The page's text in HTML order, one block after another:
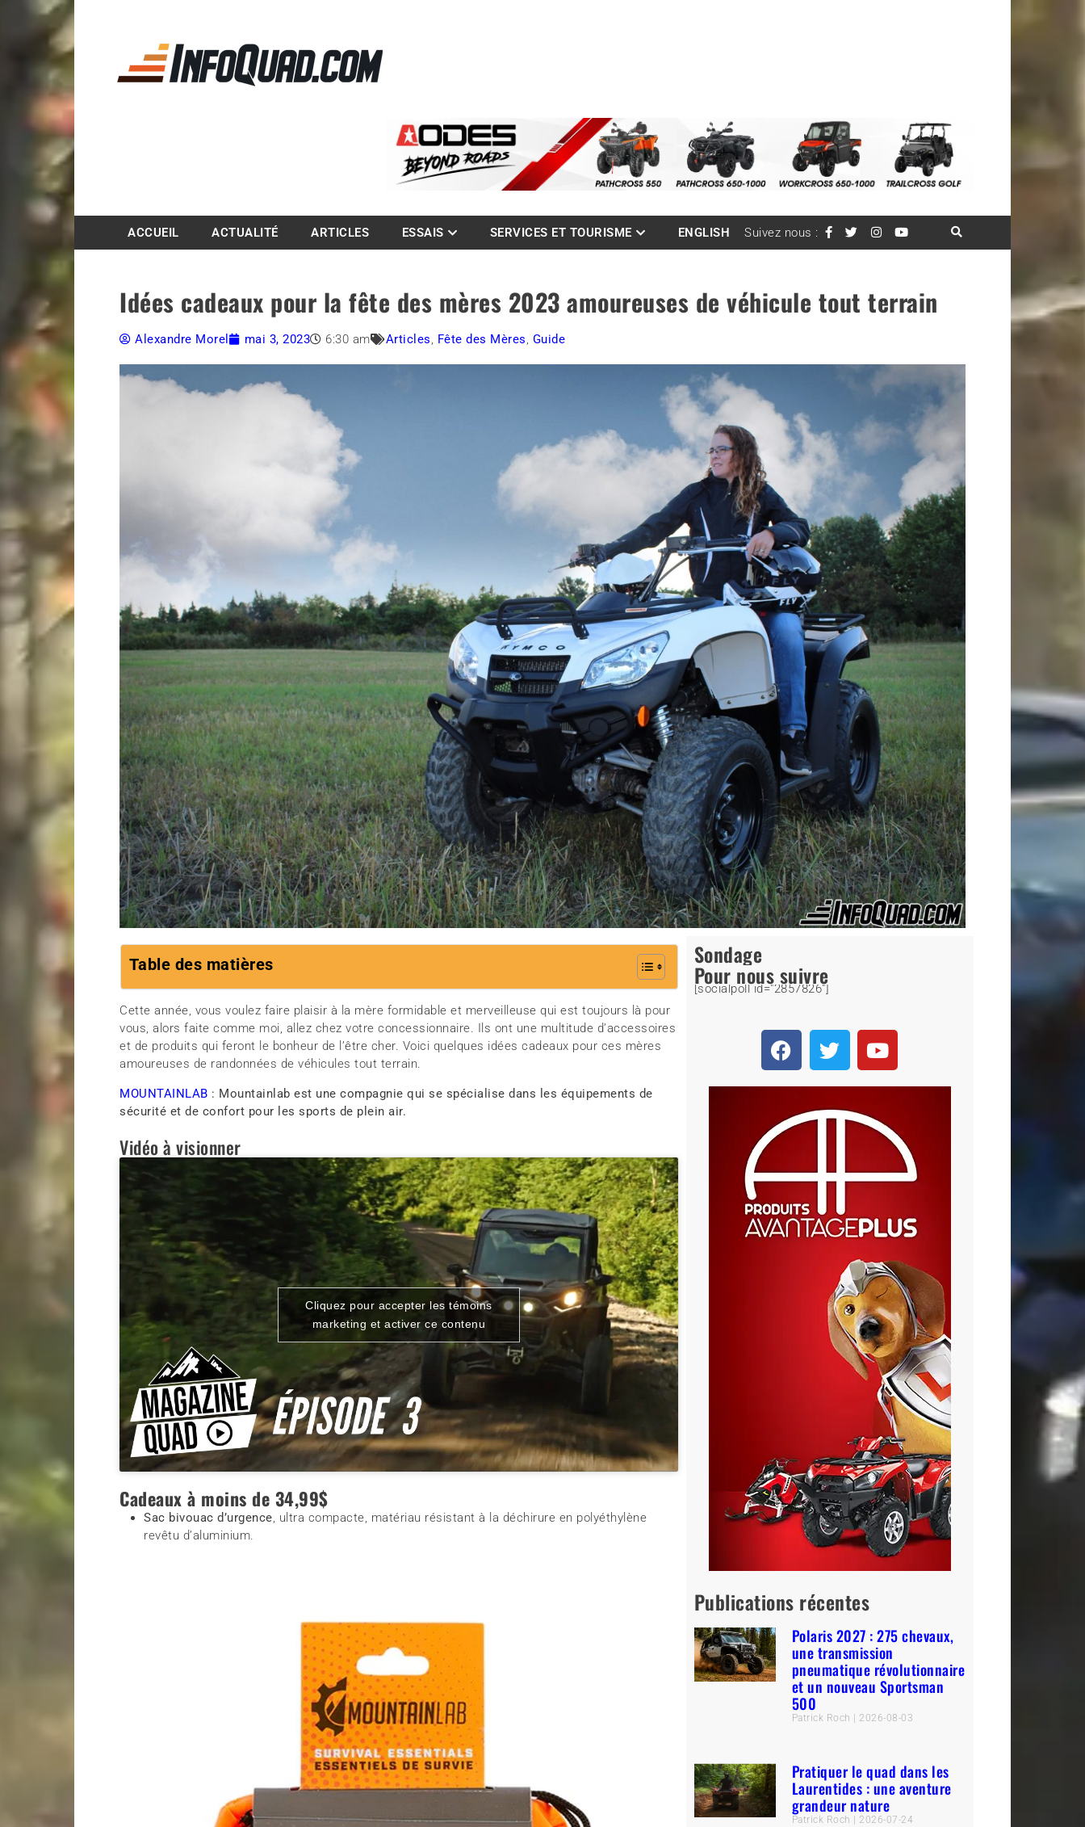
ACCUEIL ACTUALITÉ ARTICLES ESSAIS SERVICES ET TOURISME ENGLISH Suivez nous :
Idées cadeaux pour la fête des mères 2023 amoureuses de véhicule tout terrain
Alexandre Morel mai 3, 2023 6:30 am Articles, Fête des Mères, Guide
Table des matières
Cette année, vous voulez faire plaisir à la mère formidable et merveilleuse qui est toujours là pour
vous, alors faite comme moi, allez chez votre concessionnaire. Ils ont une multitude d’accessoires
et de produits qui feront le bonheur de l’être cher. Voici quelques idées cadeaux pour ces mères
amoureuses de randonnées de véhicules tout terrain.
MOUNTAINLAB : Mountainlab est une compagnie qui se spécialise dans les équipements de
sécurité et de confort pour les sports de plein air.
Vidéo à visionner
Cliquez pour accepter les témoins
marketing et activer ce contenu
Cadeaux à moins de 34,99$
Sac bivouac d’urgence, ultra compacte, matériau résistant à la déchirure en polyéthylène
revêtu d’aluminium.
Sondage
[socialpoll id="2857826"]
Pour nous suivre
Publications récentes
Polaris 2027 : 275 chevaux,
une transmission
pneumatique révolutionnaire
et un nouveau Sportsman
500
Patrick Roch 2026-08-03
Pratiquer le quad dans les
Laurentides : une aventure
grandeur nature
Patrick Roch 2026-07-24